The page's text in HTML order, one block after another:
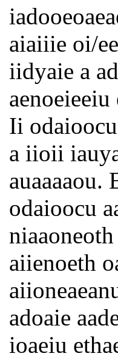
aiaiiie oi/
iidyaie a
Ii
a iioii
auaaaaou.
odaioocu
aiienoeth
adoaie
ioaeiu